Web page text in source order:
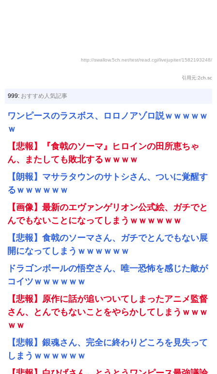
http://swallow.5ch.net/test/read.cgi/livejupiter/1582193248/
引用元:2ch.sc
999: おすすめ人気記事
ワンピースのラスボス、ロロノアゾロ説ｗｗｗｗｗ
ｗ
【悲報】『食戟のソーマ』ヒロインの田所恵ちゃ
ん、またしても敗北するｗｗｗｗ
【朗報】マサラタウンのサトシさん、ついに覚醒す
るｗｗｗｗｗｗ
【画像】最新のエヴァンゲリオン公式絵、ガチでと
んでもないことになってしまうｗｗｗｗｗｗ
【悲報】食戟のソーマさん、ガチでとんでもない展
開になってしまうｗｗｗｗｗｗ
ドラゴンボールの悟空さん、唯一恐怖を感じた敵が
コイツｗｗｗｗｗｗ
【悲報】原作に話が追いついてしまったアニメ監督
さん、とんでもないことをやらかしてしまうｗｗｗ
ｗｗ
【悲報】銀魂さん、完全に終わりどころを見失って
しまうｗｗｗｗｗｗ